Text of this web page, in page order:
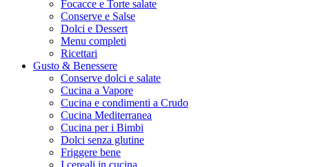
Focacce e Torte salate
Conserve e Salse
Dolci e Dessert
Menu completi
Ricettari
Gusto & Benessere
Conserve dolci e salate
Cucina a Vapore
Cucina e condimenti a Crudo
Cucina Mediterranea
Cucina per i Bimbi
Dolci senza glutine
Friggere bene
I cereali in cucina